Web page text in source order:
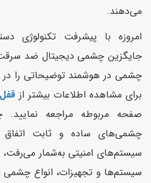
می‌دهند.
امروزه با پیشرفت تکنولوژی
جایگزین چشمی دیجیتال ضد سرقت
چشمی در هوشمند توضیحاتی را در
برای مشاهده اطلاعات بیشتر از
صفحه مربوطه مراجعه
چشمی‌های ساده و ثابت اتفاق
سیستم‌های امنیتی به‌شمار می‌رفت،
سیستم‌ها و تجهیزات، انواع چشمی